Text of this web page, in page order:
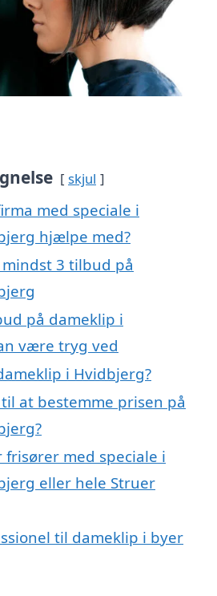
skjul
med speciale i
hjælpe med?
3 tilbud på
på dameklip i
være tryg ved
i Hvidbjerg?
at bestemme prisen på
frisører med speciale i
eller hele Struer
til dameklip i byer